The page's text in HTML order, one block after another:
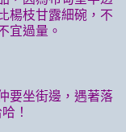
楊枝甘露細碗，不
宜過量。
要坐街邊，遇著落
！